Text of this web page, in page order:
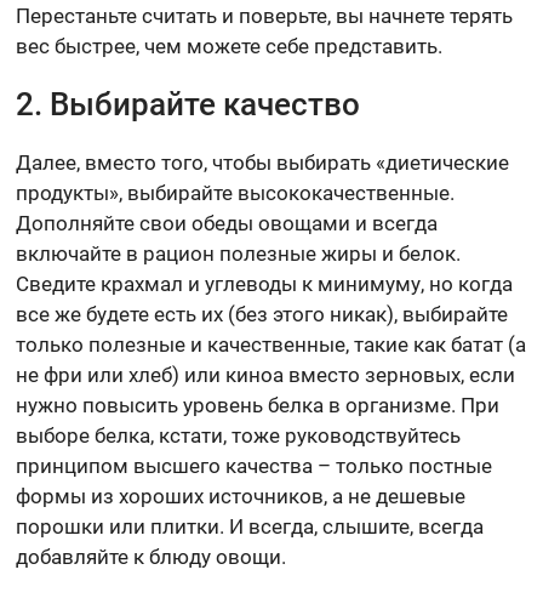
Перестаньте считать и поверьте, вы начнете терять
вес быстрее, чем можете себе представить.
2. Выбирайте качество
Далее, вместо того, чтобы выбирать «диетические
продукты», выбирайте высококачественные.
Дополняйте свои обеды овощами и всегда
включайте в рацион полезные жиры и белок.
Сведите крахмал и углеводы к минимуму, но когда
все же будете есть их (без этого никак), выбирайте
только полезные и качественные, такие как батат (а
не фри или хлеб) или киноа вместо зерновых, если
нужно повысить уровень белка в организме. При
выборе белка, кстати, тоже руководствуйтесь
принципом высшего качества – только постные
формы из хороших источников, а не дешевые
порошки или плитки. И всегда, слышите, всегда
добавляйте к блюду овощи.